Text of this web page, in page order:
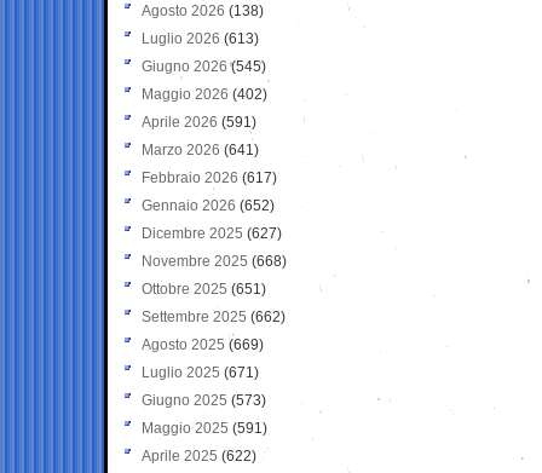
Agosto 2026 (138)
Luglio 2026 (613)
Giugno 2026 (545)
Maggio 2026 (402)
Aprile 2026 (591)
Marzo 2026 (641)
Febbraio 2026 (617)
Gennaio 2026 (652)
Dicembre 2025 (627)
Novembre 2025 (668)
Ottobre 2025 (651)
Settembre 2025 (662)
Agosto 2025 (669)
Luglio 2025 (671)
Giugno 2025 (573)
Maggio 2025 (591)
Aprile 2025 (622)